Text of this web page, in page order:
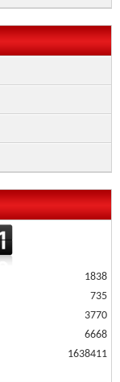
1838
735
3770
6668
1638411